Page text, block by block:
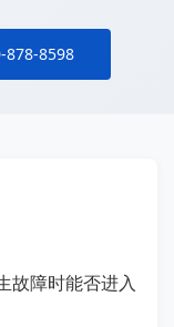
878-8598
故障时能否进入